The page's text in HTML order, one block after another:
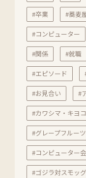
#卒業 #蕎麦
#コンピューター
#関係 #就職
#エピソード
#お見合い #
#カワシマ・キヨコ
#グレープフルー
#コンピューター
#ゴジラ対スモッ